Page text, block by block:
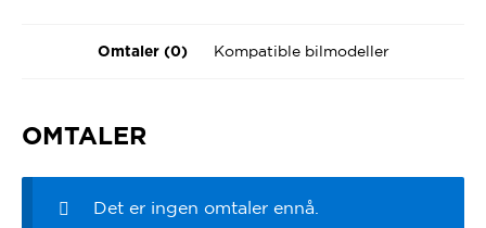
Omtaler (0) Kompatible bilmodeller
OMTALER
Det er ingen omtaler ennå.